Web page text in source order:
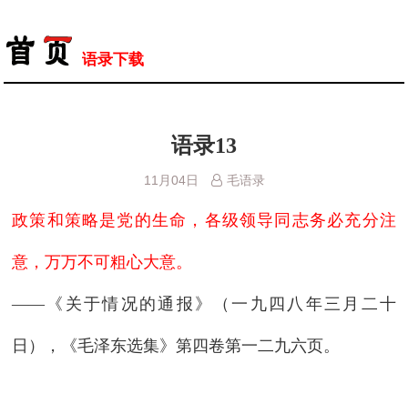
语录下载
语录13
11月04日 毛语录
政策和策略是党的生命，各级领导同志务必充分注
意，万万不可粗心大意。
——《关于情况的通报》（一九四八年三月二十
日），《毛泽东选集》第四卷第一二九六页。